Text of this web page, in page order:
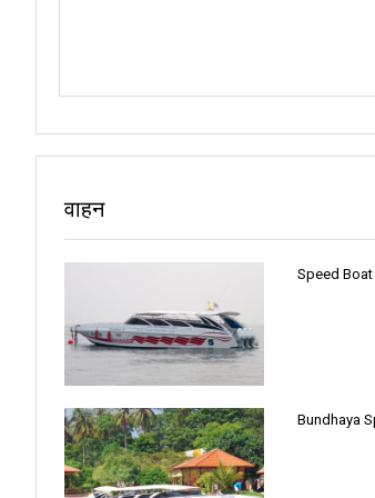
अंडमान सागर में द्वीप रत्न: कोह मूक पियर को अंडमान
कोह मूक पियर यहां प्रतीक्षारत सुंदरता का प्रमाण है। जब
जब आप बाहर आते हैं, तो आप एक गुप्त लैगून में होंगे। आपके
यहां लोग हर दिन कैसे जीते हैं, जानना चाहते हैं? कुं तोंग कु
भी अवसर प्रदान करते हैं।
अन्वेषण के स्थान:अगर आप एक रोमांच से भरा दिन चाहते हैं,
वाली एक द्वीप है।
वाहन
Speed Boat
Bundhaya